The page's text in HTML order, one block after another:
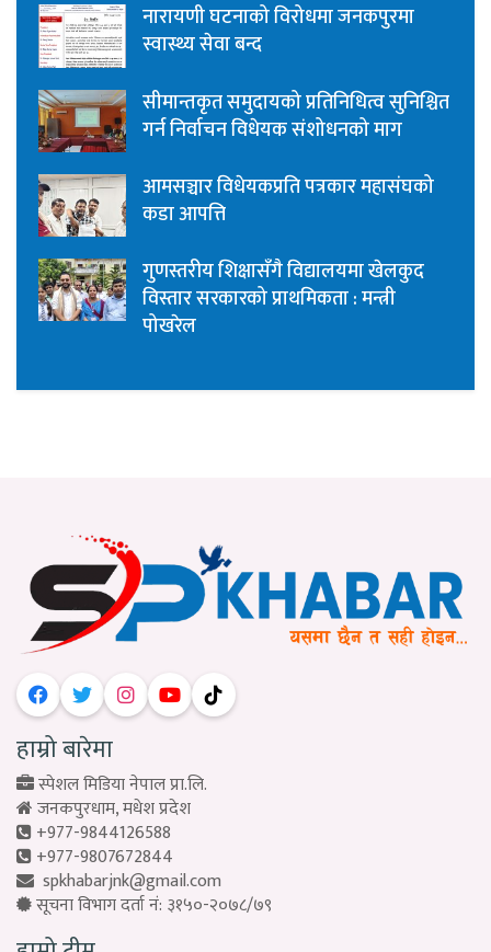
नारायणी घटनाको विरोधमा जनकपुरमा
स्वास्थ्य सेवा बन्द
सीमान्तकृत समुदायको प्रतिनिधित्व सुनिश्चित
गर्न निर्वाचन विधेयक संशोधनको माग
आमसञ्चार विधेयकप्रति पत्रकार महासंघको
कडा आपत्ति
गुणस्तरीय शिक्षासँगै विद्यालयमा खेलकुद
विस्तार सरकारको प्राथमिकता : मन्त्री
पोखरेल
हाम्रो बारेमा
स्पेशल मिडिया नेपाल प्रा.लि.
जनकपुरधाम, मधेश प्रदेश
+977-9844126588
+977-9807672844
spkhabarjnk@gmail.com
सूचना विभाग दर्ता नं: ३१५०-२०७८/७९